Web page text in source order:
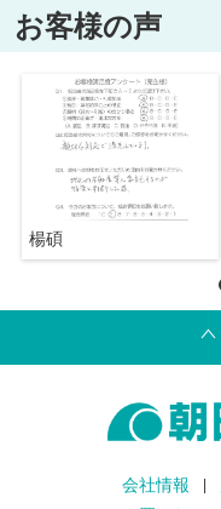
お客様の声
楊碩
会社情報